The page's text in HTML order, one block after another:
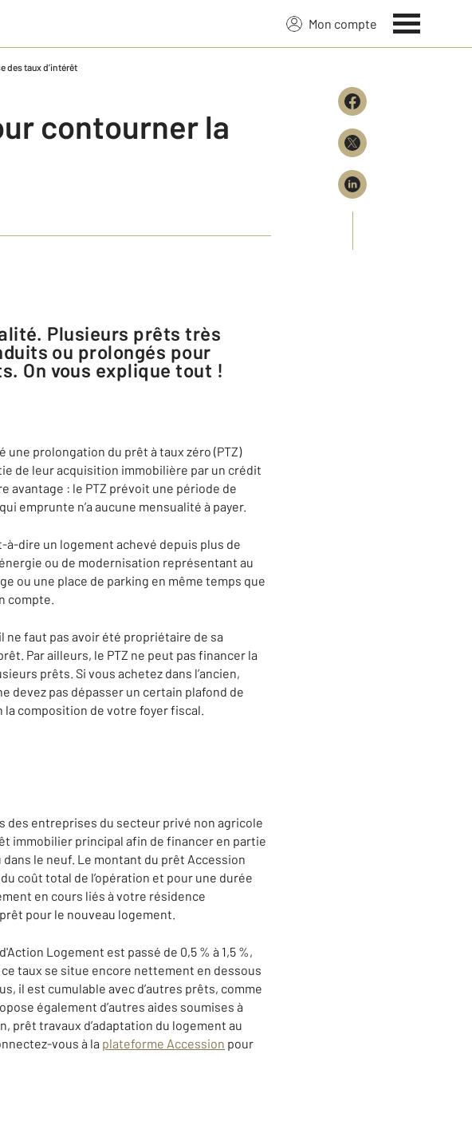
Mon compte
des taux d’intérêt
contourner la
ou prolongés pour
On vous explique tout !
prolongation du prêt à taux zéro (PTZ)
de leur acquisition immobilière par un crédit
avantage : le PTZ prévoit une période de
emprunte n’a aucune mensualité à payer.
à-dire un logement achevé depuis plus de
ou de modernisation représentant au
ou une place de parking en même temps que
compte.
ne faut pas avoir été propriétaire de sa
Par ailleurs, le PTZ ne peut pas financer la
prêts. Si vous achetez dans l’ancien,
devez pas dépasser un certain plafond de
la composition de votre foyer fiscal.
des entreprises du secteur privé non agricole
immobilier principal afin de financer en partie
le neuf. Le montant du prêt Accession
coût total de l’opération et pour une durée
en cours liés à votre résidence
pour le nouveau logement.
Logement est passé de 0,5 % à 1,5 %,
taux se situe encore nettement en dessous
il est cumulable avec d’autres prêts, comme
également d’autres aides soumises à
prêt travaux d’adaptation du logement au
vous à la plateforme Accession pour